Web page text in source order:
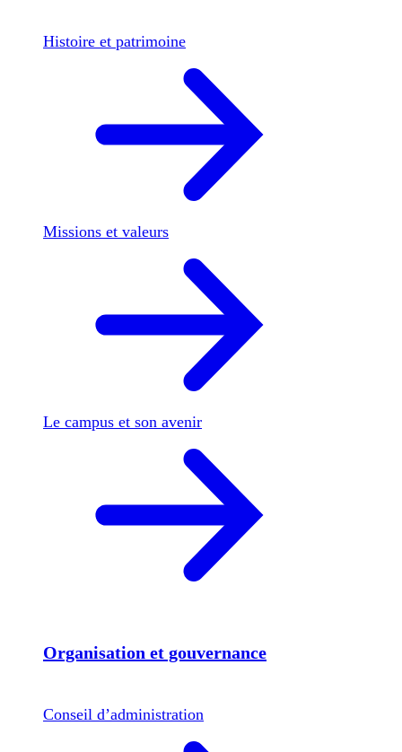
Histoire et patrimoine
Missions et valeurs
Le campus et son avenir
Organisation et gouvernance
Conseil d’administration